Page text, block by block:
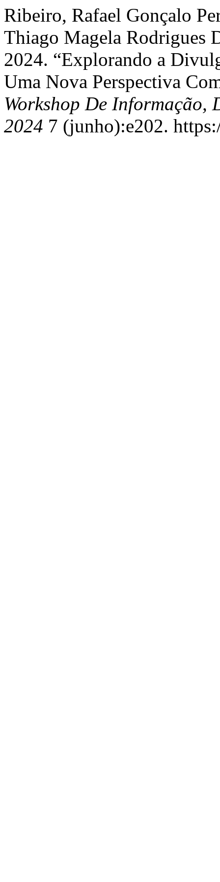
Ribeiro, Rafael Gonçalo
Thiago Magela Rodrigues
2024. “Explorando a
Uma Nova Perspectiva
Workshop De Informação,
2024 7 (junho):e202.